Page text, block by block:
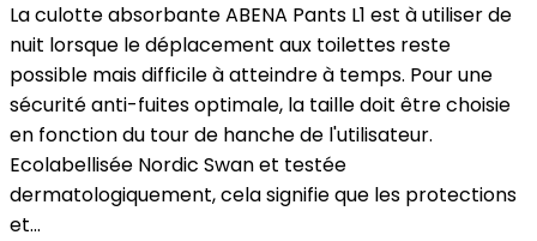
La culotte absorbante ABENA Pants L1 est à utiliser de
nuit lorsque le déplacement aux toilettes reste
possible mais difficile à atteindre à temps. Pour une
sécurité anti-fuites optimale, la taille doit être choisie
en fonction du tour de hanche de l'utilisateur.
Ecolabellisée Nordic Swan et testée
dermatologiquement, cela signifie que les protections
et...